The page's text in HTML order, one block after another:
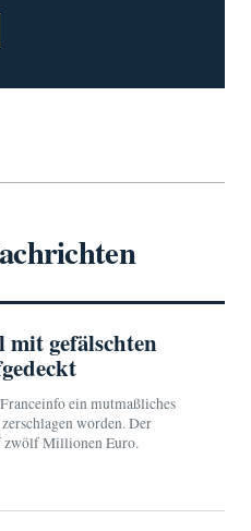
gefälschten
ein mutmaßliches
worden. Der
zwölf Millionen Euro.